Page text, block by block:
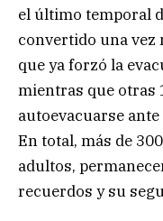
el último temporal
convertido una vez
que ya forzó la
mientras que otras
autoevacuarse
En total, más de
adultos,
recuerdos y su